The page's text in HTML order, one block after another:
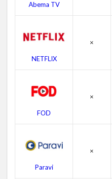
4.2
トレ
ズ3の
ト・
声優
スタ
Abema TV
NETFLIX
×
FOD
×
Paravi
×